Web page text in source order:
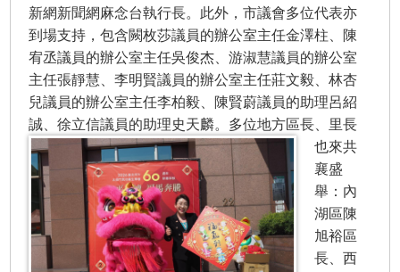
新網新聞網麻念台執行長。此外，市議會多位代表亦
到場支持，包含闕枚莎議員的辦公室主任金澤柱、陳
宥丞議員的辦公室主任吳俊杰、游淑慧議員的辦公室
主任張靜慧、李明賢議員的辦公室主任莊文毅、林杏
兒議員的辦公室主任李柏毅、陳賢蔚議員的助理呂紹
誠、徐立信議員的助理史天麟。多位地方區長、里長
也來共
襄盛
舉：內
湖區陳
旭裕區
長、西